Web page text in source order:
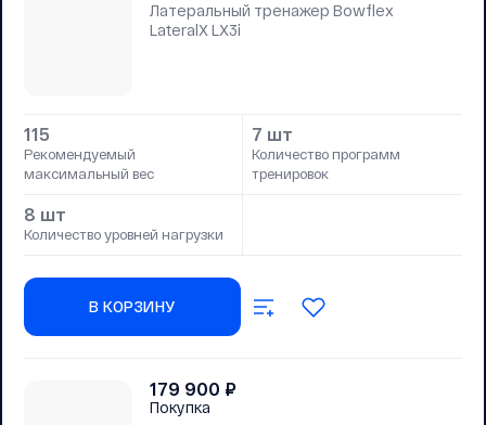
Латеральный тренажер Bowflex
LateralX LX3i
115
Рекомендуемый
максимальный вес
7 шт
Количество программ
тренировок
8 шт
Количество уровней нагрузки
В КОРЗИНУ
179 900 ₽
Покупка